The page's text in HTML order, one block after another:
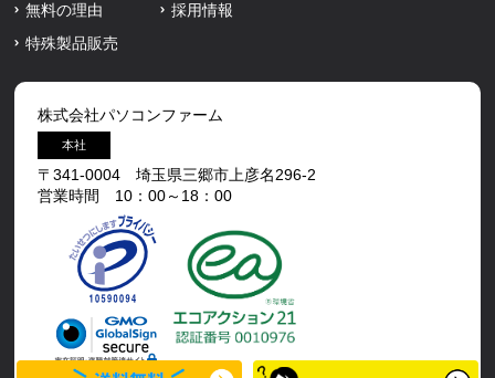
無料の理由
特殊製品販売
採用情報
株式会社パソコンファーム
本社
〒341-0004 埼玉県三郷市上彦名296-2
営業時間 10：00～18：00